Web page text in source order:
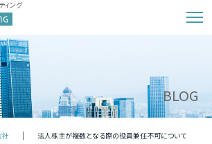
ィング
BLOG
社 法人株主が複数となる際の役員兼任不可について